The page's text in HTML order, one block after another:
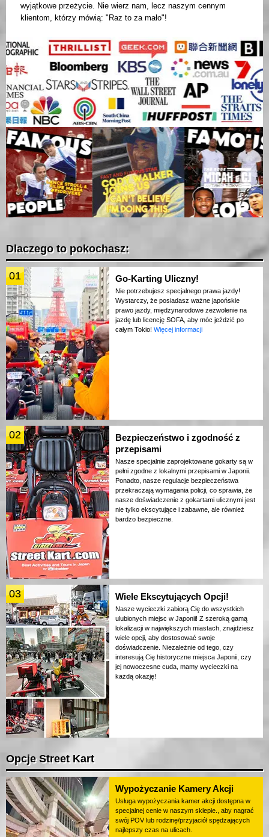
wyjątkowe przeżycie. Nie wierz nam, lecz naszym cennym
klientom, którzy mówią: "Raz to za mało"!
Dlaczego to pokochasz:
01 Go-Karting Uliczny!
Nie potrzebujesz specjalnego prawa jazdy!
Wystarczy, że posiadasz ważne japońskie
prawo jazdy, międzynarodowe zezwolenie na
jazdę lub licencję SOFA, aby móc jeździć po
całym Tokio! Więcej informacji
02
Bezpieczeństwo i zgodność z
przepisami
Nasze specjalnie zaprojektowane gokarty są w
pełni zgodne z lokalnymi przepisami w Japonii.
Ponadto, nasze regulacje bezpieczeństwa
przekraczają wymagania policji, co sprawia, że
nasze doświadczenie z gokartami ulicznymi jest
nie tylko ekscytujące i zabawne, ale również
bardzo bezpieczne.
03 Wiele Ekscytujących Opcji!
Nasze wycieczki zabiorą Cię do wszystkich
ulubionych miejsc w Japonii! Z szeroką gamą
lokalizacji w największych miastach, znajdziesz
wiele opcji, aby dostosować swoje
doświadczenie. Niezależnie od tego, czy
interesują Cię historyczne miejsca Japonii, czy
jej nowoczesne cuda, mamy wycieczki na
każdą okazję!
Opcje Street Kart
Wypożyczanie Kamery Akcji
Usługa wypożyczania kamer akcji dostępna w
specjalnej cenie w naszym sklepie., aby nagrać
swój POV lub rodzinę/przyjaciół spędzających
najlepszy czas na ulicach.